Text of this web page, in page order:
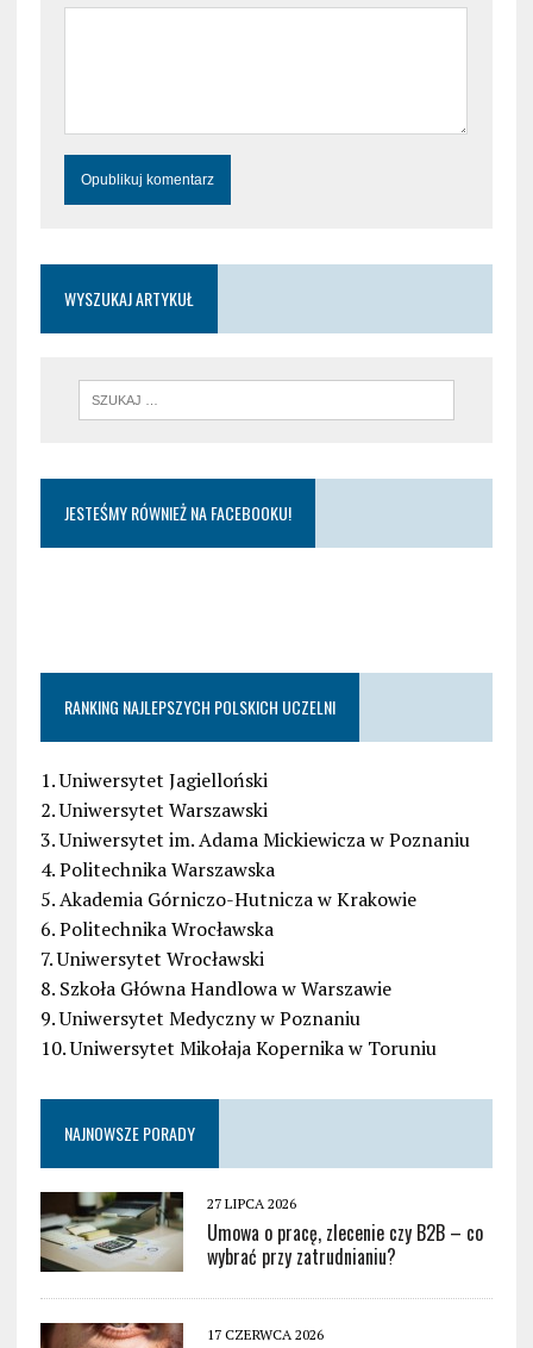
WYSZUKAJ ARTYKUŁ
JESTEŚMY RÓWNIEŻ NA FACEBOOKU!
RANKING NAJLEPSZYCH POLSKICH UCZELNI
1. Uniwersytet Jagielloński
2. Uniwersytet Warszawski
3. Uniwersytet im. Adama Mickiewicza w Poznaniu
4. Politechnika Warszawska
5. Akademia Górniczo-Hutnicza w Krakowie
6. Politechnika Wrocławska
7. Uniwersytet Wrocławski
8. Szkoła Główna Handlowa w Warszawie
9. Uniwersytet Medyczny w Poznaniu
10. Uniwersytet Mikołaja Kopernika w Toruniu
NAJNOWSZE PORADY
27 LIPCA 2026
Umowa o pracę, zlecenie czy B2B – co
wybrać przy zatrudnianiu?
17 CZERWCA 2026